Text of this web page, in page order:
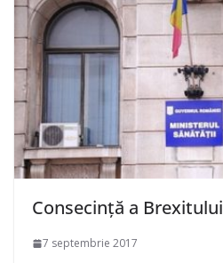
Consecință a Brexitului
7 septembrie 2017